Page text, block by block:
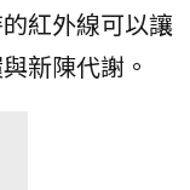
紅外線可以讓
新陳代謝。